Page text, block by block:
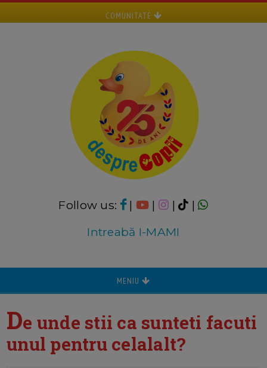
COMUNITATE
Follow us: | | |
|
Intreabă I-MAMI
MENIU
De unde stii ca sunteti facuti
unul pentru celalalt?